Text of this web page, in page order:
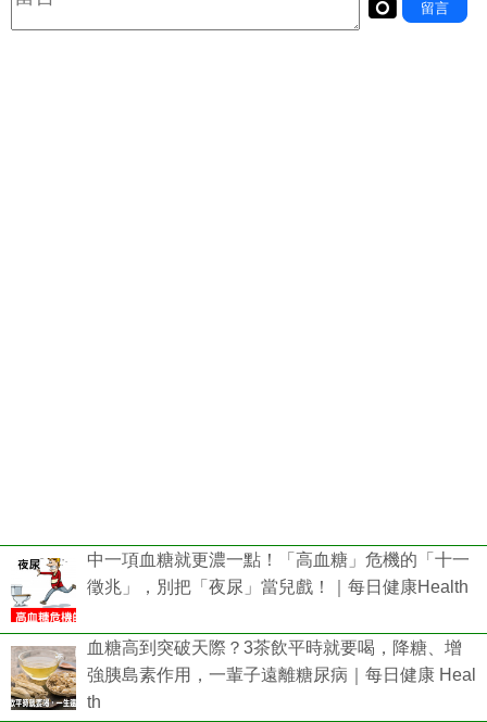
中一項血糖就更濃一點！「高血糖」危機的「十一
徵兆」，別把「夜尿」當兒戲！｜每日健康Health
血糖高到突破天際？3茶飲平時就要喝，降糖、增
強胰島素作用，一輩子遠離糖尿病｜每日健康 Heal
th